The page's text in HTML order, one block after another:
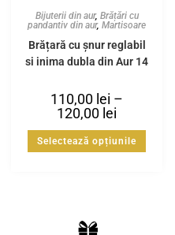
Bijuterii din aur, Brățări cu
pandantiv din aur, Martisoare
Brățară cu șnur reglabil
și inima dubla din Aur 14
110,00 lei –
120,00 lei
Selectează opțiunile